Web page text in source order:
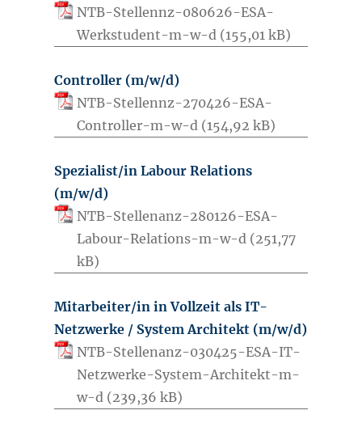
NTB-Stellennz-080626-ESA-
Werkstudent-m-w-d
Controller (m/w/d)
NTB-Stellennz-270426-ESA-
Controller-m-w-d
Spezialist/in Labour Relations
(m/w/d)
NTB-Stellenanz-280126-ESA-
Labour-Relations-m-w-d
Mitarbeiter/in in Vollzeit als IT-
Netzwerke / System Architekt (m/w/d)
NTB-Stellenanz-030425-ESA-IT-
Netzwerke-System-Architekt-m-
w-d